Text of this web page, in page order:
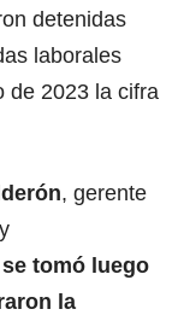
detenidas
laborales
de 2023 la cifra
, gerente
tomó luego
la